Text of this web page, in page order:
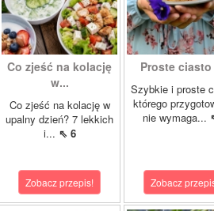
Co zjeść na kolację
w...
Co zjeść na kolację w
upalny dzień? 7 lekkich
i... ⇖ 6
Zobacz przepis!
Proste ciasto
Szybkie i proste
którego
nie wymaga...
Zobacz